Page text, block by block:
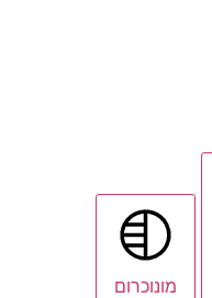
מונוכרום